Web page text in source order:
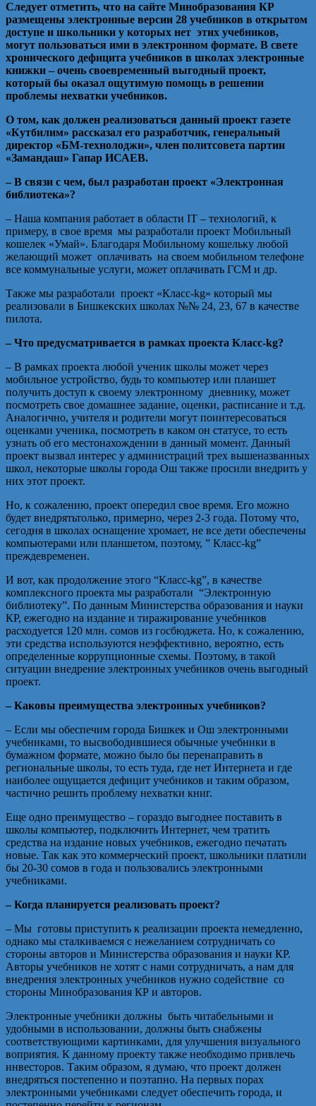
Следует отметить, что на сайте Минобразования КР
размещены электронные версии 28 учебников в открытом
доступе и школьники у которых нет этих учебников,
могут пользоваться ими в электронном формате. В свете
хронического дефицита учебников в школах электронные
книжки – очень своевременный выгодный проект,
который бы оказал ощутимую помощь в решении
проблемы нехватки учебников.
О том, как должен реализоваться данный проект газете
«Кутбилим» рассказал его разработчик, генеральный
директор «БМ-технолоджи», член политсовета партии
«Замандаш» Гапар ИСАЕВ.
– В связи с чем, был разработан проект «Электронная
библиотека»?
– Наша компания работает в области IT – технологий, к
примеру, в свое время мы разработали проект Мобильный
кошелек «Умай». Благодаря Мобильному кошельку любой
желающий может оплачивать на своем мобильном телефоне
все коммунальные услуги, может оплачивать ГСМ и др.
Также мы разработали проект «Класс-kg» который мы
реализовали в Бишкекских школах №№ 24, 23, 67 в качестве
пилота.
– Что предусматривается в рамках проекта Класс-kg?
– В рамках проекта любой ученик школы может через
мобильное устройство, будь то компьютер или планшет
получить доступ к своему электронному дневнику, может
посмотреть свое домашнее задание, оценки, расписание и т.д.
Аналогично, учителя и родители могут поинтересоваться
оценками ученика, посмотреть в каком он статусе, то есть
узнать об его местонахождении в данный момент. Данный
проект вызвал интерес у администраций трех вышеназванных
школ, некоторые школы города Ош также просили внедрить у
них этот проект.
Но, к сожалению, проект опередил свое время. Его можно
будет внедрятьтолько, примерно, через 2-3 года. Потому что,
сегодня в школах оснащение хромает, не все дети обеспечены
компьютерами или планшетом, поэтому, ” Класс-kg”
преждевременен.
И вот, как продолжение этого “Класс-kg”, в качестве
комплексного проекта мы разработали “Электронную
библиотеку”. По данным Министерства образования и науки
КР, ежегодно на издание и тиражирование учебников
расходуется 120 млн. сомов из госбюджета. Но, к сожалению,
эти средства используются неэффективно, вероятно, есть
определенные коррупционные схемы. Поэтому, в такой
ситуации внедрение электронных учебников очень выгодный
проект.
– Каковы преимущества электронных учебников?
– Если мы обеспечим города Бишкек и Ош электронными
учебниками, то высвободившиеся обычные учебники в
бумажном формате, можно было бы перенаправить в
региональные школы, то есть туда, где нет Интернета и где
наиболее ощущается дефицит учебников и таким образом,
частично решить проблему нехватки книг.
Еще одно преимущество – гораздо выгоднее поставить в
школы компьютер, подключить Интернет, чем тратить
средства на издание новых учебников, ежегодно печатать
новые. Так как это коммерческий проект, школьники платили
бы 20-30 сомов в года и пользовались электронными
учебниками.
– Когда планируется реализовать проект?
– Мы готовы приступить к реализации проекта немедленно,
однако мы сталкиваемся с нежеланием сотрудничать со
стороны авторов и Министерства образования и науки КР.
Авторы учебников не хотят с нами сотрудничать, а нам для
внедрения электронных учебников нужно содействие со
стороны Минобразования КР и авторов.
Электронные учебники должны быть читабельными и
удобными в использовании, должны быть снабжены
соответствующими картинками, для улучшения визуального
воприятия. К данному проекту также необходимо привлечь
инвесторов. Таким образом, я думаю, что проект должен
внедряться постепенно и поэтапно. На первых порах
электронными учебниками следует обеспечить города, и